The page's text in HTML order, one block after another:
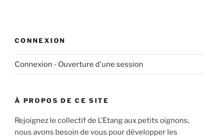
CONNEXION
Connexion - Ouverture d'une session
À PROPOS DE CE SITE
Rejoignez le collectif de L’Etang aux petits oignons,
nous avons besoin de vous pour développer les